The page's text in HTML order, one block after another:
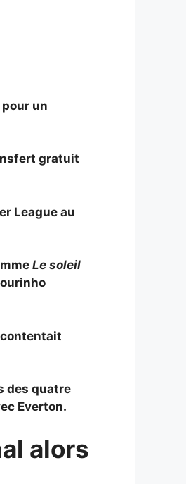
un
gratuit
League au
Le soleil
des quatre
Everton.
alors